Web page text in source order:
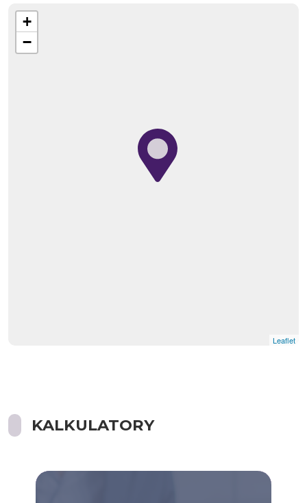
+
−
Leaflet
KALKULATORY